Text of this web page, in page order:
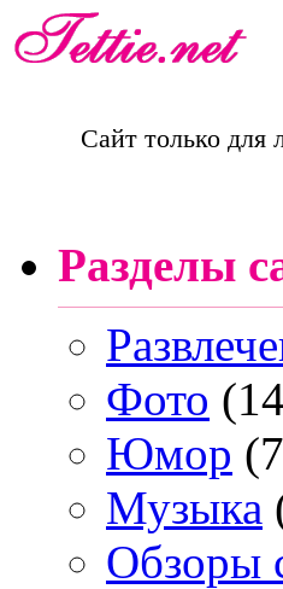
Сайт только для
Разделы
Фото
Юмор
Музыка
Обзоры